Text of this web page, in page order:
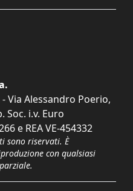
Via Alessandro Poerio,
Soc. i.v. Euro
e REA VE-454332
sono riservati. È
con qualsiasi